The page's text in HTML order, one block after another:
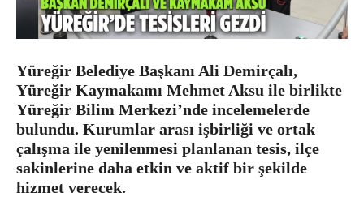
Yüreğir Belediye Başkanı Ali Demirçalı,
Yüreğir Kaymakamı Mehmet Aksu ile birlikte
Yüreğir Bilim Merkezi’nde incelemelerde
bulundu. Kurumlar arası işbirliği ve ortak
çalışma ile yenilenmesi planlanan tesis, ilçe
sakinlerine daha etkin ve aktif bir şekilde
hizmet verecek.